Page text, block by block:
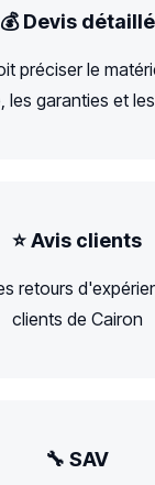
💰 Devis détaillé
préciser le
garanties et
⭐ Avis clients
retours
clients de Cairon
🔧 SAV